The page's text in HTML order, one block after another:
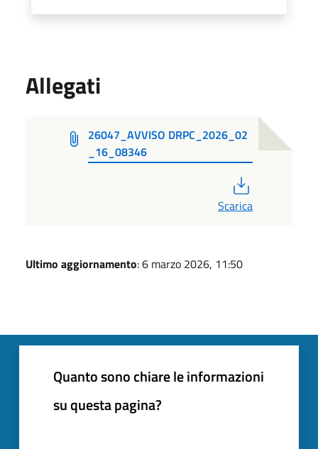
Allegati
26047_AVVISO DRPC_2026_02
_16_08346
Scarica
Ultimo aggiornamento: 6 marzo 2026, 11:50
Quanto sono chiare le informazioni
su questa pagina?